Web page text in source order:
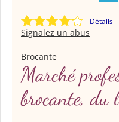
Détails
Signalez un abus
Brocante
Marché
brocante, du